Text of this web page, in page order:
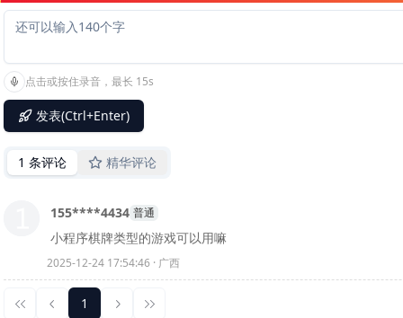
点击或按住录音，最长 15s
发表(Ctrl+Enter)
1 条评论 精华评论
155****4434 普通
小程序棋牌类型的游戏可以用嘛
2025-12-24 17:54:46 · 广西
1